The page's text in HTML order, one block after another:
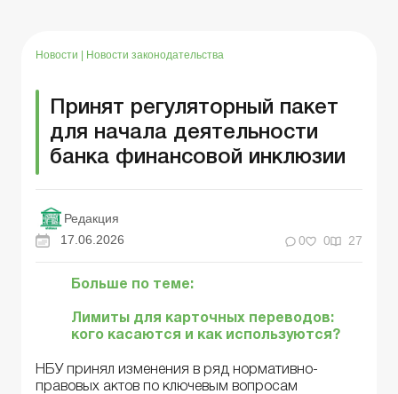
Новости Новости законодательства
Принят регуляторный пакет
для начала деятельности
банка финансовой инклюзии
Редакция
17.06.2026
0 0 27
Больше по теме:
Лимиты для карточных переводов:
кого касаются и как используются?
НБУ принял изменения в ряд нормативно-
правовых актов по ключевым вопросам